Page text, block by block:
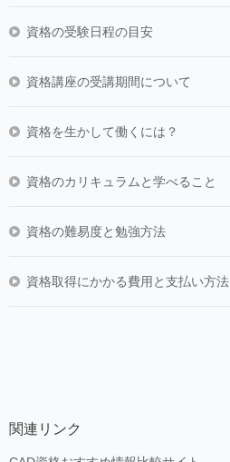
資格の受験日程の目安
資格講座の受講期間について
資格を生かして働くには？
資格のカリキュラムと学べること
資格の難易度と勉強方法
資格取得にかかる費用と支払い方法
関連リンク